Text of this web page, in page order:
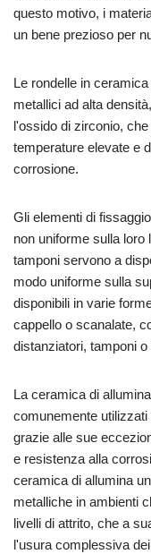
questo motivo, i
un bene prezioso per
Le rondelle in
metallici ad alta
l'ossido di zirconio,
temperature elevate e
corrosione.
Gli elementi di
non uniforme sulla
tamponi servono a
modo uniforme sulla
disponibili in varie
cappello o scanalate,
distanziatori, tamponi
La ceramica di
comunemente
grazie alle sue
e resistenza alla
ceramica di allumina
metalliche in ambienti
livelli di attrito, che a
l'usura complessiva